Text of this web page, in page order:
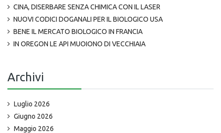
CINA, DISERBARE SENZA CHIMICA CON IL LASER
NUOVI CODICI DOGANALI PER IL BIOLOGICO USA
BENE IL MERCATO BIOLOGICO IN FRANCIA
IN OREGON LE API MUOIONO DI VECCHIAIA
Archivi
Luglio 2026
Giugno 2026
Maggio 2026